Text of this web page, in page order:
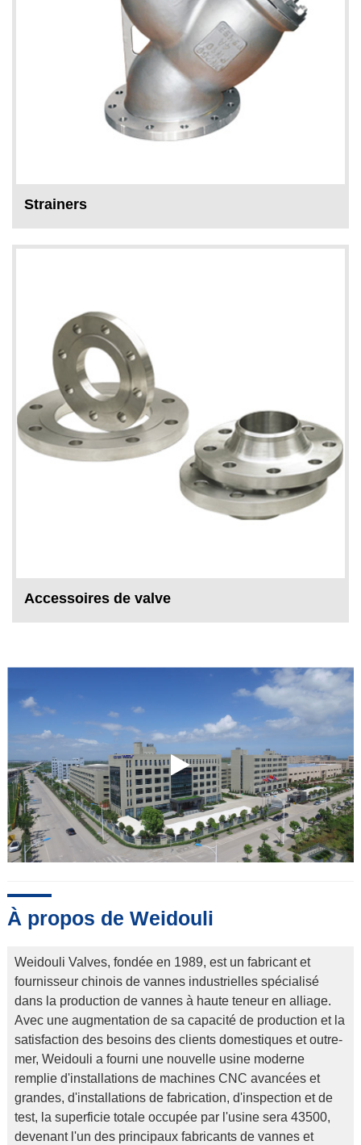
Strainers
Accessoires de valve
À propos de Weidouli
Weidouli Valves, fondée en 1989, est un fabricant et
fournisseur chinois de vannes industrielles spécialisé
dans la production de vannes à haute teneur en alliage.
Avec une augmentation de sa capacité de production et la
satisfaction des besoins des clients domestiques et outre-
mer, Weidouli a fourni une nouvelle usine moderne
remplie d'installations de machines CNC avancées et
grandes, d'installations de fabrication, d'inspection et de
test, la superficie totale occupée par l'usine sera 43500,
devenant l'un des principaux fabricants de vannes et